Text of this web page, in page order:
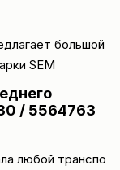
большой
SEM
/ 5564763
любой транспо